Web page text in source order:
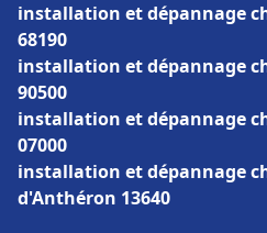
installation et dépannage
68190
installation et dépannage
90500
installation et dépannage
07000
installation et dépannage
d'Anthéron 13640